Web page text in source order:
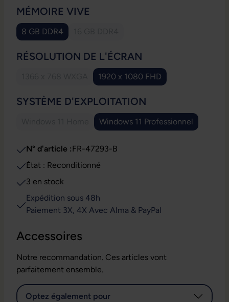
SÉLECTIONNEZ
MÉMOIRE VIVE
8 GB DDR4
SÉLECTIONNEZ
RÉSOLUTION DE L'ÉCRAN
(Cette option n'est pas disponible pour le moment.)
1920 x 1080 FHD
SÉLECTIONNEZ
SYSTÈME D'EXPLOITATION
(Cette option n'est pas disponible pour le moment.)
Windows 11 Professionnel
N° d'article :FR-47293-B
État : Reconditionné
3 en stock
Expédition sous 48h
Paiement 3X, 4X Avec Alma & PayPal
Accessoires
Notre recommandation. Ces articles vont
parfaitement ensemble.
Optez également pour